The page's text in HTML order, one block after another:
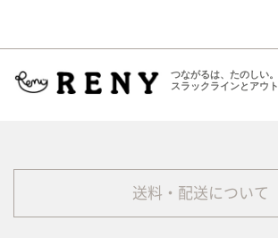
つながるは、たのしい。
スラックラインとアウ
送料・配送について